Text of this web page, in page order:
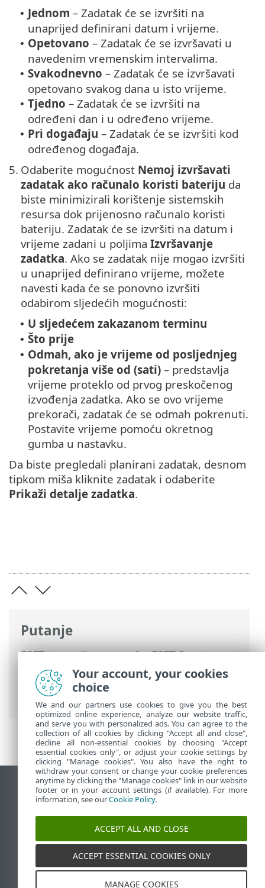
Putanje
ESET-ova online pomoć>ESET Smart
Security Premium>Rad s programom
ESET Smart Security Premium
Planer
• Jednom – Zadatak će se izvršiti na
unaprijed definirani datum i vrijeme.
• Opetovano – Zadatak će se izvršavati u
navedenim vremenskim intervalima.
• Svakodnevno – Zadatak će se izvršavati
opetovano svakog dana u isto vrijeme.
• Tjedno – Zadatak će se izvršiti na
određeni dan i u određeno vrijeme.
• Pri događaju – Zadatak će se izvršiti kod
određenog događaja.
5. Odaberite mogućnost Nemoj izvršavati
zadatak ako računalo koristi bateriju da
biste minimizirali korištenje sistemskih
resursa dok prijenosno računalo koristi
bateriju. Zadatak će se izvršiti na datum i
vrijeme zadani u poljima Izvršavanje
zadatka. Ako se zadatak nije mogao izvršiti
u unaprijed definirano vrijeme, možete
navesti kada će se ponovno izvršiti
odabirom sljedećih mogućnosti:
• U sljedećem zakazanom terminu
• Što prije
• Odmah, ako je vrijeme od posljednjeg
pokretanja više od (sati) – predstavlja
vrijeme proteklo od prvog preskočenog
izvođenja zadatka. Ako se ovo vrijeme
prekorači, zadatak će se odmah pokrenuti.
Postavite vrijeme pomoću okretnog
gumba u nastavku.
Da biste pregledali planirani zadatak, desnom
tipkom miša kliknite zadatak i odaberite
Prikaži detalje zadatka.
Prikaži stranicu za radnu površinu
End of Life
ESET-ova baza znanja
ESET Status Portal
Regionalna podrška
Your account, your cookies
choice
We and our partners use cookies to give you the best
optimized online experience, analyze our website traffic,
and serve you with personalized ads. You can agree to the
collection of all cookies by clicking "Accept all and close",
decline all non-essential cookies by choosing "Accept
essential cookies only", or adjust your cookie settings by
clicking "Manage cookies". You also have the right to
withdraw your consent or change your cookie preferences
anytime by clicking the "Manage cookies" link in our website
footer or in your account settings (if available). For more
information, see ourCookie Policy.
ACCEPT ALL AND CLOSE
ACCEPT ESSENTIAL COOKIES ONLY
MANAGE COOKIES